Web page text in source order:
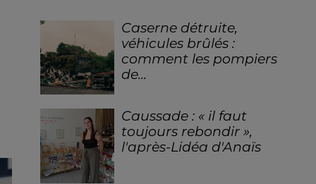
Caserne détruite,
véhicules brûlés :
comment les pompiers
de...
Caussade : « il faut
toujours rebondir »,
l'après-Lidéa d'Anaïs